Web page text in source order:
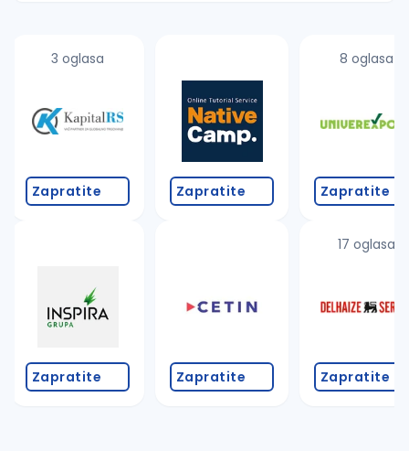
proverite pravopisne greške (koristite č, ć, š, đ,
povećajte radijus za odabrani grad
promenite odabrane filtere pretrage
3 oglasa
Zapratite
Zapratite
Zapratite
Zapratite
8 oglasa
Zapratite
17 oglasa
Zapratite